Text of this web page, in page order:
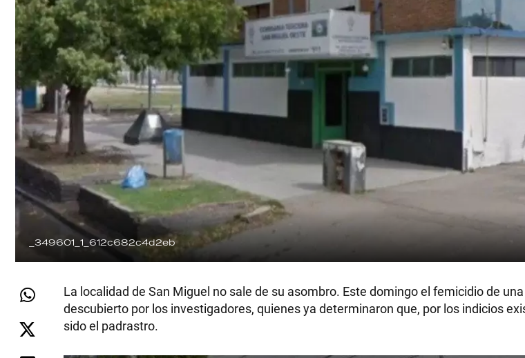
_349601_1_612c682c4d2eb
La localidad de San Miguel no sale de su asombro. Este domingo el femicidio de
descubierto por los investigadores, quienes ya determinaron que, por los indicios
sido el padrastro.